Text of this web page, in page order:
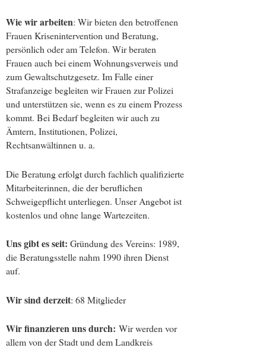
Wie wir arbeiten: Wir bieten den betroffenen
Frauen Krisenintervention und Beratung,
persönlich oder am Telefon. Wir beraten
Frauen auch bei einem Wohnungsverweis und
zum Gewaltschutzgesetz. Im Falle einer
Strafanzeige begleiten wir Frauen zur Polizei
und unterstützen sie, wenn es zu einem Prozess
kommt. Bei Bedarf begleiten wir auch zu
Ämtern, Institutionen, Polizei,
Rechtsanwältinnen u. a.
Die Beratung erfolgt durch fachlich qualifizierte
Mitarbeiterinnen, die der beruflichen
Schweigepflicht unterliegen. Unser Angebot ist
kostenlos und ohne lange Wartezeiten.
Uns gibt es seit: Gründung des Vereins: 1989,
die Beratungsstelle nahm 1990 ihren Dienst
auf.
Wir sind derzeit: 68 Mitglieder
Wir finanzieren uns durch: Wir werden vor
allem von der Stadt und dem Landkreis